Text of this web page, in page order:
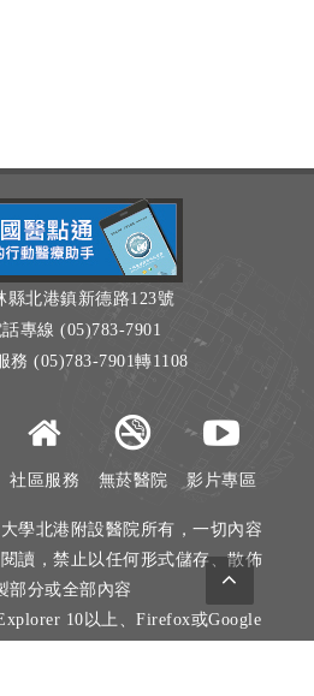
縣北港鎮新德路123號
專線 (05)783-7901
務 (05)783-7901轉1108
社區服務 無菸醫院 影片專區
學北港附設醫院所有，一切內容
讀，禁止以任何形式儲存、散佈
部分或全部內容
10以上、Firefox或Google